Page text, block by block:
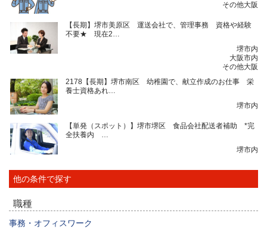
その他大阪
【長期】堺市美原区 運送会社で、管理事務 資格や経験
不要★ 現在2…
堺市内
大阪市内
その他大阪
2178【長期】堺市南区 幼稚園で、献立作成のお仕事 栄
養士資格あれ…
堺市内
【単発（スポット）】堺市堺区 食品会社配送者補助 *完
全扶養内 …
堺市内
他の条件で探す
職種
事務・オフィスワーク